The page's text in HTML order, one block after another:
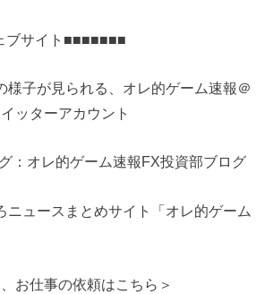
ブサイト■■■■■■■
様子が見られる、オレ的ゲーム速報＠
ッターアカウント
：オレ的ゲーム速報FX投資部ブログ
ニュースまとめサイト「オレ的ゲーム
お仕事の依頼はこちら＞